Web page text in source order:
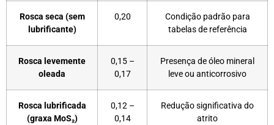
Rosca seca (sem
lubrificante)
0,20
Condição padrão para
tabelas de referência
Rosca levemente
oleada
0,15 –
0,17
Presença de óleo mineral
leve ou anticorrosivo
Rosca lubrificada
(graxa MoS₂)
0,12 –
0,14
Redução significativa do
atrito